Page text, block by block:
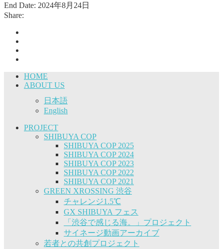
End Date: 2024年8月24日
Share:
HOME
ABOUT US
日本語
English
PROJECT
SHIBUYA COP
SHIBUYA COP 2025
SHIBUYA COP 2024
SHIBUYA COP 2023
SHIBUYA COP 2022
SHIBUYA COP 2021
GREEN XROSSING 渋谷
チャレンジ1.5℃
GX SHIBUYA フェス
「渋谷で感じる海。」プロジェクト
サイネージ動画アーカイブ
若者との共創プロジェクト